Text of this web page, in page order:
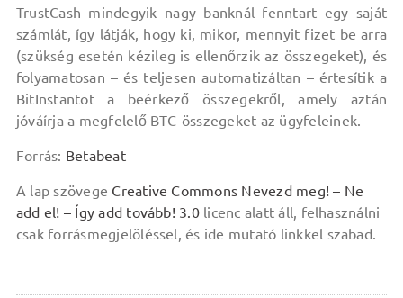
TrustCash mindegyik nagy banknál fenntart egy saját
számlát, így látják, hogy ki, mikor, mennyit fizet be arra
(szükség esetén kézileg is ellenőrzik az összegeket), és
folyamatosan – és teljesen automatizáltan – értesítik a
BitInstantot a beérkező összegekről, amely aztán
jóváírja a megfelelő BTC-összegeket az ügyfeleinek.
Forrás: Betabeat
A lap szövege Creative Commons Nevezd meg! – Ne
add el! – Így add tovább! 3.0licenc alatt áll, felhasználni
csak forrásmegjelöléssel, és ide mutató linkkel szabad.